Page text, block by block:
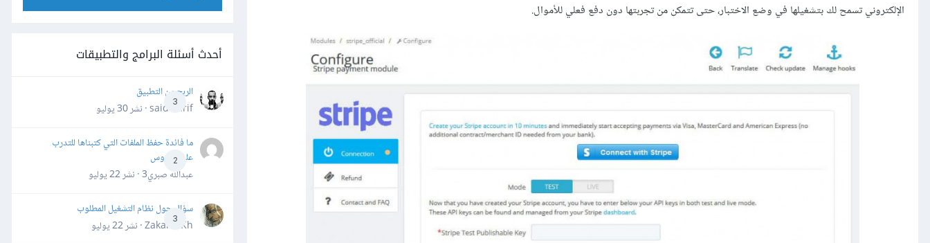
الإلكتروني تسمح لك بتشغيلها في وضع الاختبار، حتى تتمكن من تجربتها دون دفع فعلي للأموال.
أحدث أسئلة البرامج والتطبيقات
3
الربح من التطبيق
said darif · نشر
30 يوليو
2
ما فائدة حفظ الملفات التي كتبناها للتدرب
على الدروس
عبدالله صبري3 · نشر
22 يوليو
3
سؤال حول نظام التشغيل المطلوب
Zakaria Kh · نشر
22 يوليو